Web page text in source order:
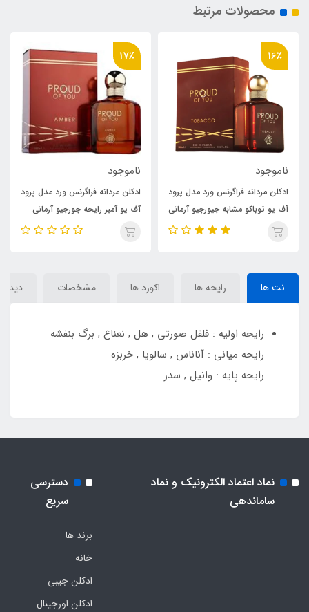
محصولات مرتبط
17٪
ناموجود
ادکلن مردانه فراگرنس ورد مدل پرود
آف یو آمبر رایحه جورجیو آرمانی
استرانگر ویت یو آمبر (Proud of
With You Amber
8٪
ناموجود
ادکلن فراگرنس ورد مدل پرود آف
یو ابسولوت رایحه جورجیو آرمانی
استرانگر ویت یو ابسولوتلی
نت ها رایحه ها اکورد ها مشخصات
رایحه اولیه : فلفل صورتی , هل , نعناع , برگ بنفشه
رایحه میانی : آناناس , سالویا , خربزه
رایحه پایه : وانیل , سدر
نماد اعتماد الکترونیک و نماد
ساماندهی
دسترسی
سریع
برند ها
خانه
ادکلن جیبی
ادکلن اورجینال